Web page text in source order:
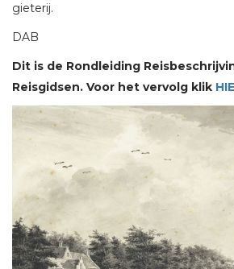
gieterij.
DAB
Dit is de Rondleiding
Reisgidsen. Voor het vervolg klik